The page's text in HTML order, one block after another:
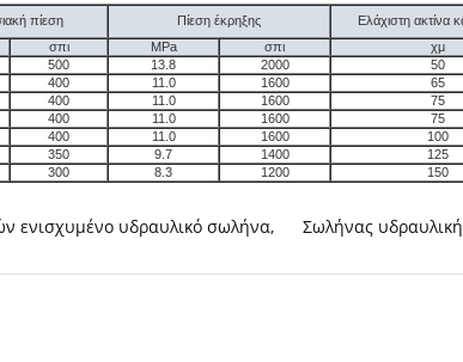
πίεση Πίεση έκρηξης Ελάχιστη ακτίνα
σπι MPa σπι χμ
500 13.8 2000 50
400 11.0 1600 65
400 11.0 1600 75
400 11.0 1600 75
400 11.0 1600 100
350 9.7 1400 125
300 8.3 1200 150
ενισχυμένο υδραυλικό σωλήνα, Σωλήνας